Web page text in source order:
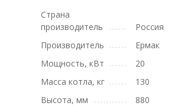
Страна
производитель
Россия
Производитель
Ермак
Мощность, кВт
20
Масса котла, кг
130
Высота, мм
880